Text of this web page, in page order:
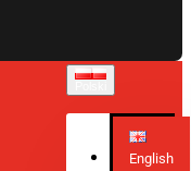
English